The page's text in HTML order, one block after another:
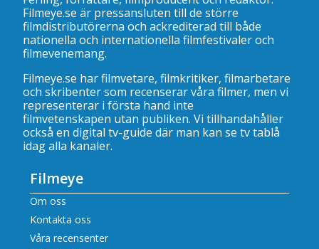
Filmeye.se är pressansluten till de större
filmdistributörerna och ackrediterad till både
nationella och internationella filmfestivaler och
filmevenemang.
Filmeye.se har filmvetare, filmkritiker, filmarbetare
och skribenter som recenserar våra filmer, men vi
representerar i första hand inte
filmvetenskapen utan publiken. Vi tillhandahåller
också en digital tv-guide där man kan se tv tablå
idag alla kanaler.
Filmeye
Om oss
Kontakta oss
Våra recensenter